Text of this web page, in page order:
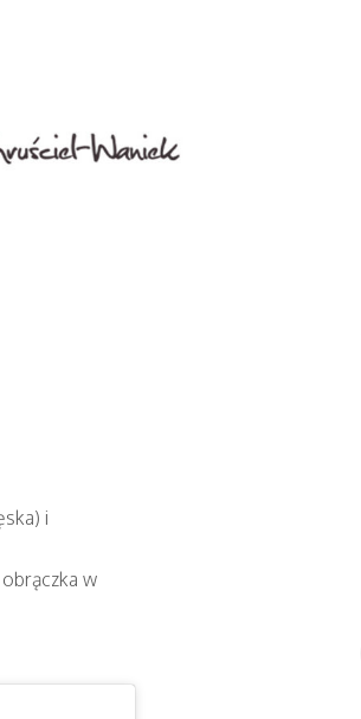
i
w